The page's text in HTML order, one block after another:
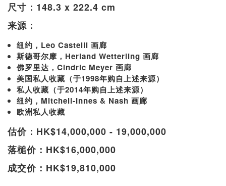
尺寸：148.3 x 222.4 cm
来源：
纽约，Leo Castelli 画廊
斯德哥尔摩，Herland Wetterling 画廊
佛罗里达，Cindric Meyer 画廊
美国私人收藏（于1998年购自上述来源）
私人收藏（于2014年购自上述来源）
纽约，Mitchell-Innes & Nash 画廊
欧洲私人收藏
估价：HK$14,000,000 - 19,000,000
落槌价：HK$16,000,000
成交价：HK$19,810,000